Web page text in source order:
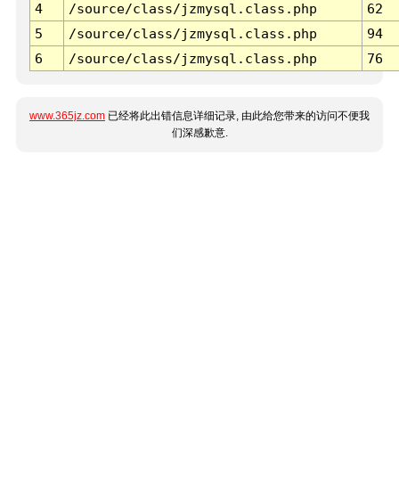
4
/source/class/jzmysql.class.php
62
5
/source/class/jzmysql.class.php
94
6
/source/class/jzmysql.class.php 76
www.365jz.com 已经将此出错信息详细记录, 由此给您带来的访问不便我
们深感歉意.